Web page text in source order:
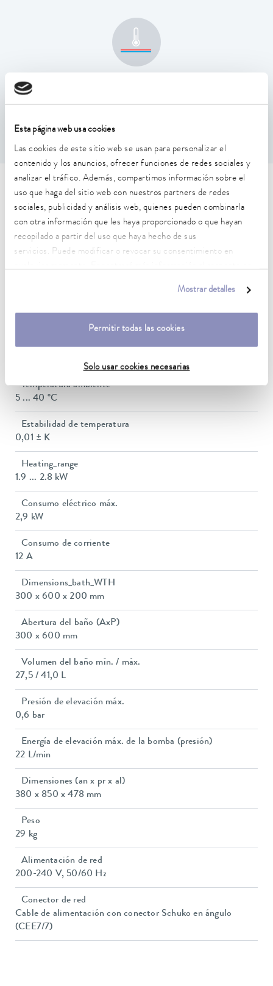
Esta página web usa cookies
Las cookies de este sitio web se usan para personalizar el
contenido y los anuncios, ofrecer funciones de redes sociales y
analizar el tráfico. Además, compartimos información sobre el
uso que haga del sitio web con nuestros partners de redes
sociales, publicidad y análisis web, quienes pueden combinarla
con otra información que les haya proporcionado o que hayan
recopilado a partir del uso que haya hecho de sus
servicios. Puede modificar o revocar su consentimiento en
Mostrar detalles
Permitir todas las cookies
Solo usar cookies necesarias
0,01 ± K
Características técnicas (según
DIN 12876)
Rango de temperatura de trabajo
Rango de temperatura de trabajo con refrigeración por
Rango de temperatura de funcionamiento
Temperatura ambiente
5 ... 40 °C
Estabilidad de temperatura
0,01 ± K
Heating_range
1.9 ... 2.8 kW
Consumo eléctrico máx.
2,9 kW
Consumo de corriente
12 A
Dimensions_bath_WTH
300 x 600 x 200 mm
Abertura del baño (AxP)
300 x 600 mm
Volumen del baño mín. / máx.
27,5 / 41,0 L
Presión de elevación máx.
0,6 bar
Energía de elevación máx. de la bomba (presión)
22 L/min
Dimensiones (an x pr x al)
380 x 850 x 478 mm
Peso
29 kg
Alimentación de red
200-240 V, 50/60 Hz
Conector de red
Cable de alimentación con conector Schuko en ángulo
(CEE7/7)